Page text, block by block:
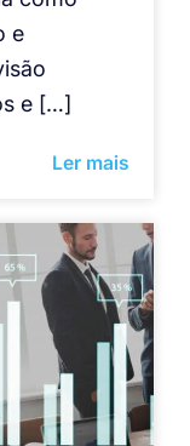
e
e […]
Ler mais